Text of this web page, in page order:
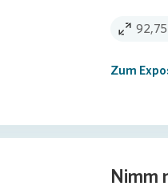
Zum
Nimm